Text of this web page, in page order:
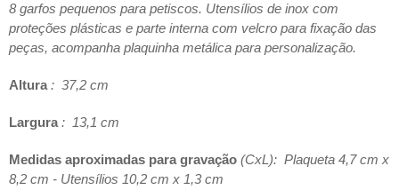
8 garfos pequenos para petiscos. Utensílios de inox com
proteções plásticas e parte interna com velcro para fixação das
peças, acompanha plaquinha metálica para personalização.
Altura : 37,2 cm
Largura : 13,1 cm
Medidas aproximadas para gravação (CxL): Plaqueta 4,7 cm x
8,2 cm - Utensílios 10,2 cm x 1,3 cm